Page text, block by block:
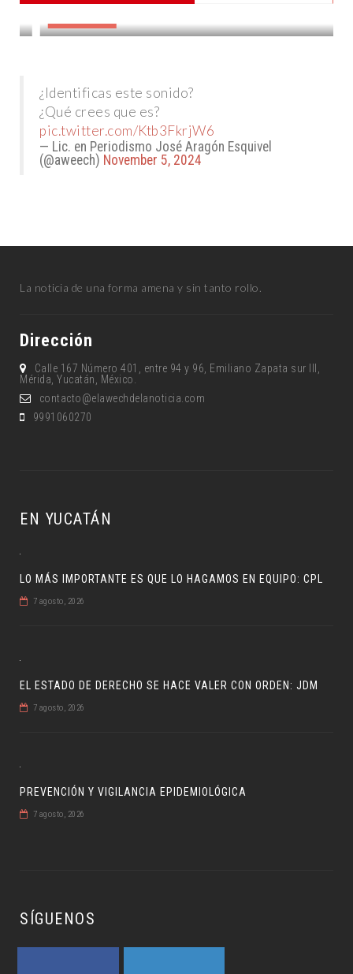
¿Identificas este sonido?
¿Qué crees que es?
pic.twitter.com/Ktb3FkrjW6
— Lic. en Periodismo José Aragón Esquivel
(@aweech) November 5, 2024
La noticia de una forma amena y sin tanto rollo.
Dirección
Calle 167 Número 401, entre 94 y 96, Emiliano Zapata sur lll,
Mérida, Yucatán, México.
contacto@elawechdelanoticia.com
9991060270
EN YUCATÁN
LO MÁS IMPORTANTE ES QUE LO HAGAMOS EN EQUIPO: CPL
7 agosto, 2026
EL ESTADO DE DERECHO SE HACE VALER CON ORDEN: JDM
7 agosto, 2026
PREVENCIÓN Y VIGILANCIA EPIDEMIOLÓGICA
7 agosto, 2026
SÍGUENOS